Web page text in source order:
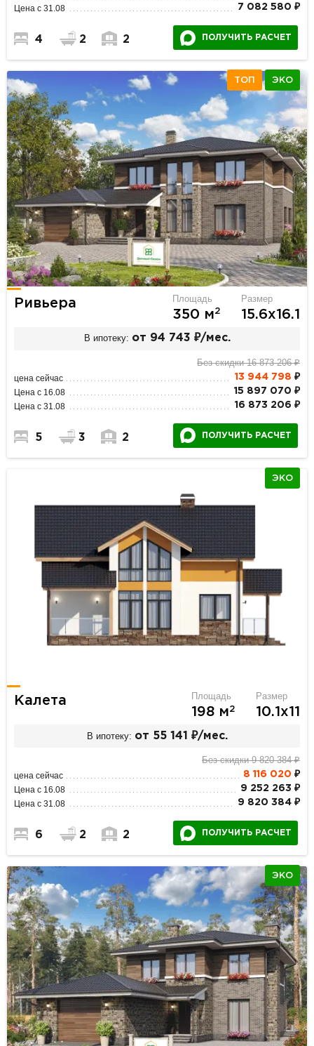
Цена с 31.08 7 082 580 ₽
4 2 2 ПОЛУЧИТЬ РАСЧЕТ
ТОП ЭКО
Ривьера Площадь
350 м2
Размер
15.6х16.1
В ипотеку: от 94 743 ₽/мес.
Без скидки 16 873 206 ₽
цена сейчас 13 944 798 ₽
Цена с 16.08 15 897 070 ₽
Цена с 31.08 16 873 206 ₽
5 3 2 ПОЛУЧИТЬ РАСЧЕТ
ЭКО
Калета Площадь
198 м2
Размер
10.1х11
В ипотеку: от 55 141 ₽/мес.
Без скидки 9 820 384 ₽
цена сейчас 8 116 020 ₽
Цена с 16.08 9 252 263 ₽
Цена с 31.08 9 820 384 ₽
6 2 2 ПОЛУЧИТЬ РАСЧЕТ
ЭКО